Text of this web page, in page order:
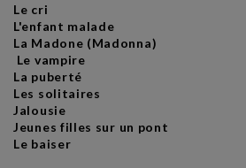
Le cri
L'enfant malade
La Madone (Madonna)
Le vampire
La puberté
Les solitaires
Jalousie
Jeunes filles sur un pont
Le baiser